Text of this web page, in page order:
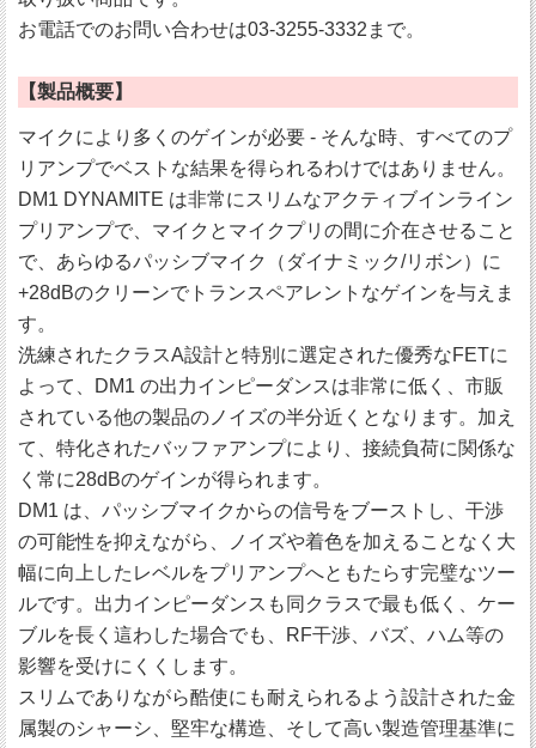
お電話でのお問い合わせは03-3255-3332まで。
【製品概要】
マイクにより多くのゲインが必要 - そんな時、すべてのプ
リアンプでベストな結果を得られるわけではありません。
DM1 DYNAMITE は非常にスリムなアクティブインライン
プリアンプで、マイクとマイクプリの間に介在させること
で、あらゆるパッシブマイク（ダイナミック/リボン）に
+28dBのクリーンでトランスペアレントなゲインを与えま
す。
洗練されたクラスA設計と特別に選定された優秀なFETに
よって、DM1 の出力インピーダンスは非常に低く、市販
されている他の製品のノイズの半分近くとなります。加え
て、特化されたバッファアンプにより、接続負荷に関係な
く常に28dBのゲインが得られます。
DM1 は、パッシブマイクからの信号をブーストし、干渉
の可能性を抑えながら、ノイズや着色を加えることなく大
幅に向上したレベルをプリアンプへともたらす完璧なツー
ルです。出力インピーダンスも同クラスで最も低く、ケー
ブルを長く這わした場合でも、RF干渉、バズ、ハム等の
影響を受けにくくします。
スリムでありながら酷使にも耐えられるよう設計された金
属製のシャーシ、堅牢な構造、そして高い製造管理基準に